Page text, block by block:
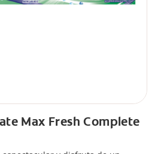
Max Fresh Complete